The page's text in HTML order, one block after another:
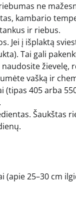
ne
kambario
ir riebus.
Jei į išplaktą
Tai gali
vašką ir
405 arba
Šaukštas
25–30 cm